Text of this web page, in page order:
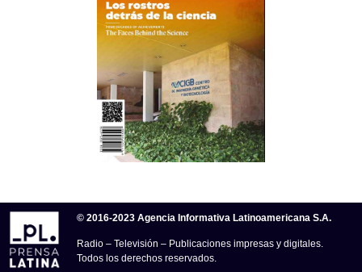
© 2016-2023 Agencia Informativa Latinoamericana S.A.
Radio – Televisión – Publicaciones impresas y digitales.
Todos los derechos reservados.